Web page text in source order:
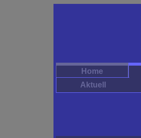
Home
Aktuell